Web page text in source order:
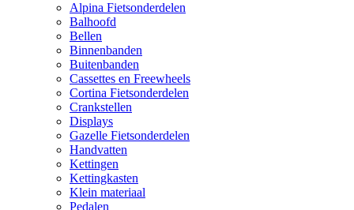
Alpina Fietsonderdelen
Balhoofd
Bellen
Binnenbanden
Buitenbanden
Cassettes en Freewheels
Cortina Fietsonderdelen
Crankstellen
Displays
Gazelle Fietsonderdelen
Handvatten
Kettingen
Kettingkasten
Klein materiaal
Pedalen